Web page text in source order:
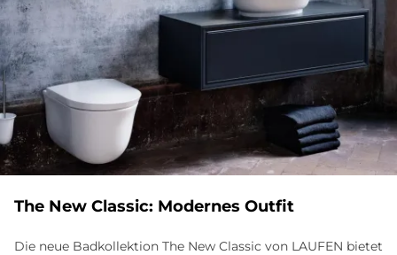
The New Classic: Modernes Outfit
Die neue Badkollektion The New Classic von LAUFEN bietet